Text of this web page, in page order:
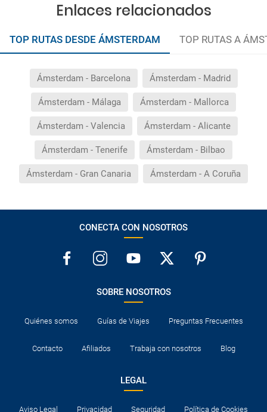
Enlaces relacionados
TOP RUTAS DESDE ÁMSTERDAM TOP RUTAS A
Ámsterdam - Barcelona Ámsterdam - Madrid
Ámsterdam - Málaga Ámsterdam - Mallorca
Ámsterdam - Valencia Ámsterdam - Alicante
Ámsterdam - Tenerife Ámsterdam - Bilbao
Ámsterdam - Gran Canaria Ámsterdam - A Coruña
CONECTA CON NOSOTROS
SOBRE NOSOTROS
Quiénes somos Guías de Viajes Preguntas Frecuentes
Contacto Afiliados Trabaja con nosotros Blog
LEGAL
Aviso Legal Privacidad Seguridad Política de Cookies